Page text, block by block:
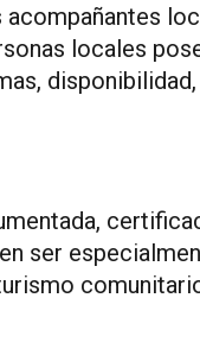
locales
ser